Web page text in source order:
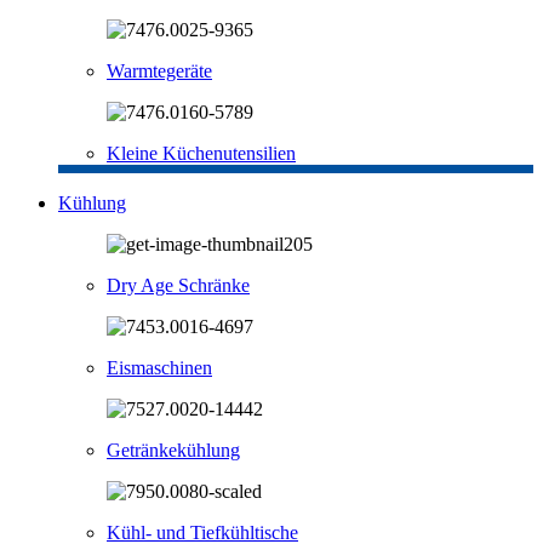
Warmtegeräte
Kleine Küchenutensilien
Kühlung
Dry Age Schränke
Eismaschinen
Getränkekühlung
Kühl- und Tiefkühltische